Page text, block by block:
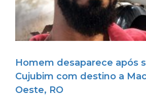
Homem desaparece após
Cujubim com destino a
Oeste, RO